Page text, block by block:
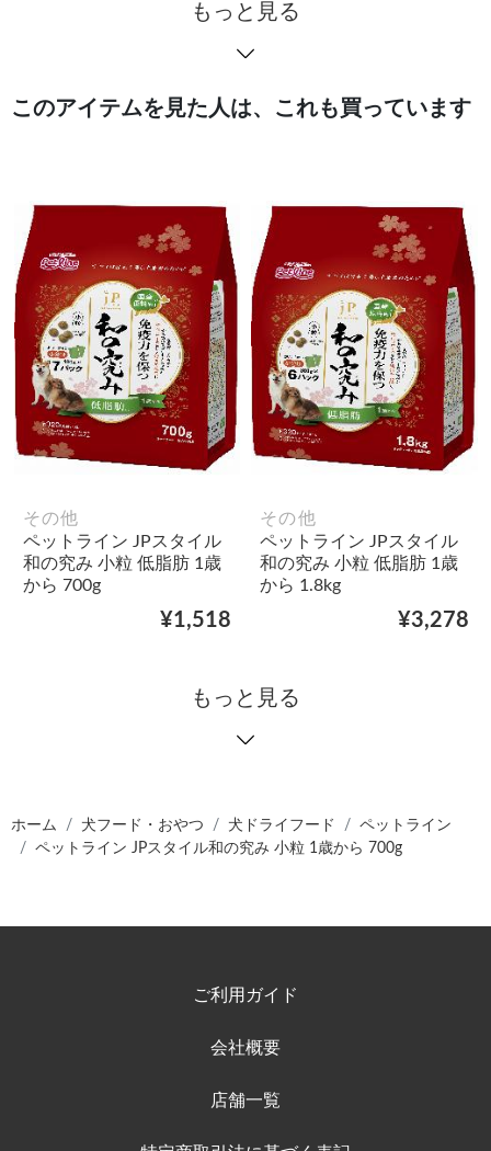
もっと見る
このアイテムを見た人は、これも買っています
その他
ペットライン JPスタイル
和の究み 小粒 低脂肪 1歳
から 700g
¥1,518
その他
ペットライン JPスタイル
和の究み 小粒 低脂肪 1歳
から 1.8kg
¥3,278
もっと見る
ホーム 犬フード・おやつ 犬ドライフード
ペットライン
ペットライン JPスタイル和の究み 小粒 1歳から 700g
ご利用ガイド
会社概要
店舗一覧